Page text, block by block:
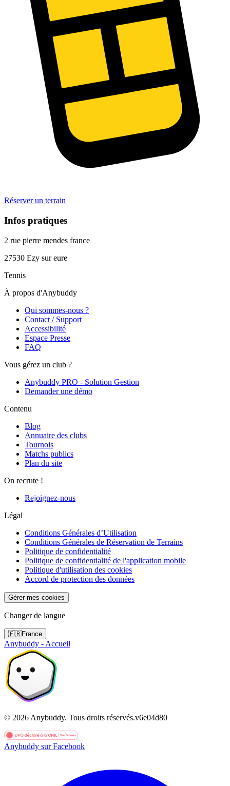
Réserver un terrain
Infos pratiques
2 rue pierre mendes france
27530 Ezy sur eure
Tennis
À propos d'Anybuddy
Qui sommes-nous ?
Contact / Support
Accessibilité
Espace Presse
FAQ
Vous gérez un club ?
Anybuddy PRO - Solution Gestion
Demander une démo
Contenu
Blog
Annuaire des clubs
Tournois
Matchs publics
Plan du site
On recrute !
Rejoignez-nous
Légal
Conditions Générales d’Utilisation
Conditions Générales de Réservation de Terrains
Politique de confidentialité
Politique de confidentialité de l'application mobile
Politique d'utilisation des cookies
Accord de protection des données
Gérer mes cookies
Changer de langue
🇫🇷France
Anybuddy - Accueil
© 2026 Anybuddy. Tous droits réservés.v6e04d80
Anybuddy sur Facebook